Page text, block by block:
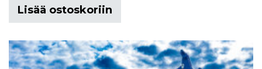
Lisää ostoskoriin